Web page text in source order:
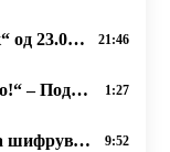
“Живый русинськый язык“ од 23.09.2019. Олена Копинець-Барта 21:46
“Русине! Купуй своє у свого!“ – Поддержую важный Флеш-моб! прот. Димитрій Сидор 1:27
«Опоненти» нашого народа шифрувутся под русинôв, а пак чинять русинам вред, ганьбу. 9:52